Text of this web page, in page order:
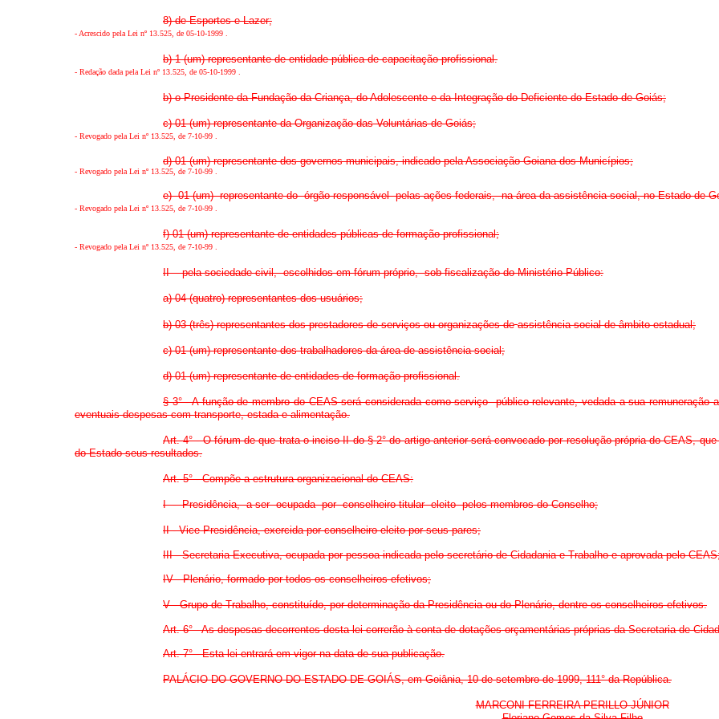
8) de Esportes e Lazer;
- Acrescido pela Lei nº 13.525, de 05-10-1999
b) 1 (um) representante de entidade pública de capacitação profissional.
- Redação dada pela Lei nº 13.525, de 05-10-1999
b) o Presidente da Fundação da Criança, do Adolescente e da Integração do Deficiente do Estado de Goiás;
c) 01 (um) representante da Organização das Voluntárias de Goiás;
- Revogado pela Lei nº 13.525, de 7-10-99
d) 01 (um) representante dos governos municipais, indicado pela Associação Goiana dos Municípios;
- Revogado pela Lei nº 13.525, de 7-10-99
e) 01 (um) representante do órgão responsável pelas ações federais, na área da assistência social, no Estado de
- Revogado pela Lei nº 13.525, de 7-10-99
f) 01 (um) representante de entidades públicas de formação profissional;
- Revogado pela Lei nº 13.525, de 7-10-99
II - pela sociedade civil, escolhidos em fórum próprio, sob fiscalização do Ministério Público:
a) 04 (quatro) representantes dos usuários;
b) 03 (três) representantes dos prestadores de serviços ou organizações de assistência social de âmbito estadual;
c) 01 (um) representante dos trabalhadores da área de assistência social;
d) 01 (um) representante de entidades de formação profissional.
§ 3° - A função de membro do CEAS será considerada como serviço público relevante, vedada a sua
eventuais despesas com transporte, estada e alimentação.
Art. 4° - O fórum de que trata o inciso II do § 2° do artigo anterior será convocado por resolução própria do CEAS,
do Estado seus resultados.
Art. 5° - Compõe a estrutura organizacional do CEAS:
I - Presidência, a ser ocupada por conselheiro titular eleito pelos membros do Conselho;
II - Vice-Presidência, exercida por conselheiro eleito por seus pares;
III - Secretaria-Executiva, ocupada por pessoa indicada pelo secretário de Cidadania e Trabalho e aprovada pelo
IV - Plenário, formado por todos os conselheiros efetivos;
V - Grupo de Trabalho, constituído, por determinação da Presidência ou doPlenário, dentre os conselheiros efetivos.
Art. 6° - As despesas decorrentes desta lei correrão à conta de dotações orçamentárias próprias da Secretaria de
Art. 7° - Esta lei entrará em vigor na data de sua publicação.
PALÁCIO DO GOVERNO DO ESTADO DE GOIÁS, em Goiânia, 10 de setembro de 1999, 111° da República.
MARCONI FERREIRA PERILLO JÚNIOR